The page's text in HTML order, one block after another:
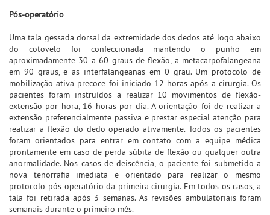
Pós-operatório
Uma tala gessada dorsal da extremidade dos dedos até logo abaixo
do cotovelo foi confeccionada mantendo o punho em
aproximadamente 30 a 60 graus de flexão, a metacarpofalangeana
em 90 graus, e as interfalangeanas em 0 grau. Um protocolo de
mobilização ativa precoce foi iniciado 12 horas após a cirurgia. Os
pacientes foram instruídos a realizar 10 movimentos de flexão-
extensão por hora, 16 horas por dia. A orientação foi de realizar a
extensão preferencialmente passiva e prestar especial atenção para
realizar a flexão do dedo operado ativamente. Todos os pacientes
foram orientados para entrar em contato com a equipe médica
prontamente em caso de perda súbita de flexão ou qualquer outra
anormalidade. Nos casos de deiscência, o paciente foi submetido a
nova tenorrafia imediata e orientado para realizar o mesmo
protocolo pós-operatório da primeira cirurgia. Em todos os casos, a
tala foi retirada após 3 semanas. As revisões ambulatoriais foram
semanais durante o primeiro mês.